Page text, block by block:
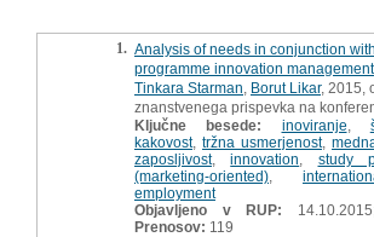
1. Analysis of needs in conjunction
programme innovation management
Tinkara Starman Borut Likar, 2015,
znanstvenega prispevka na
Ključne besede:
inoviranje
kakovost, tržna usmerjenost,
zaposljivost,innovation study
(marketing-oriented)
employment
Objavljeno v RUP:
Prenosov: 119